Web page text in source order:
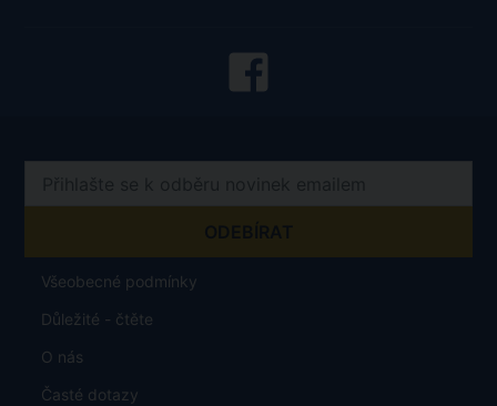
Všeobecné podmínky
Důležité - čtěte
O nás
Časté dotazy